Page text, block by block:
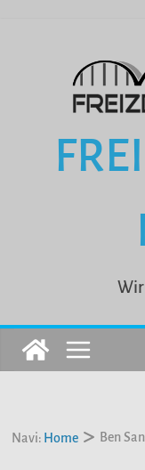
Wir
Navi: Home Ben